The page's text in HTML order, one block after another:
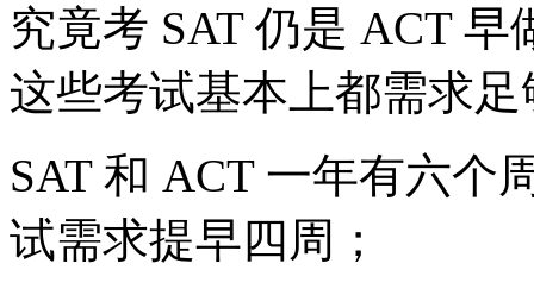
究竟考 SAT 仍是 ACT
这些考试基本上都需求
SAT 和 ACT 一年有六个
试需求提早四周；